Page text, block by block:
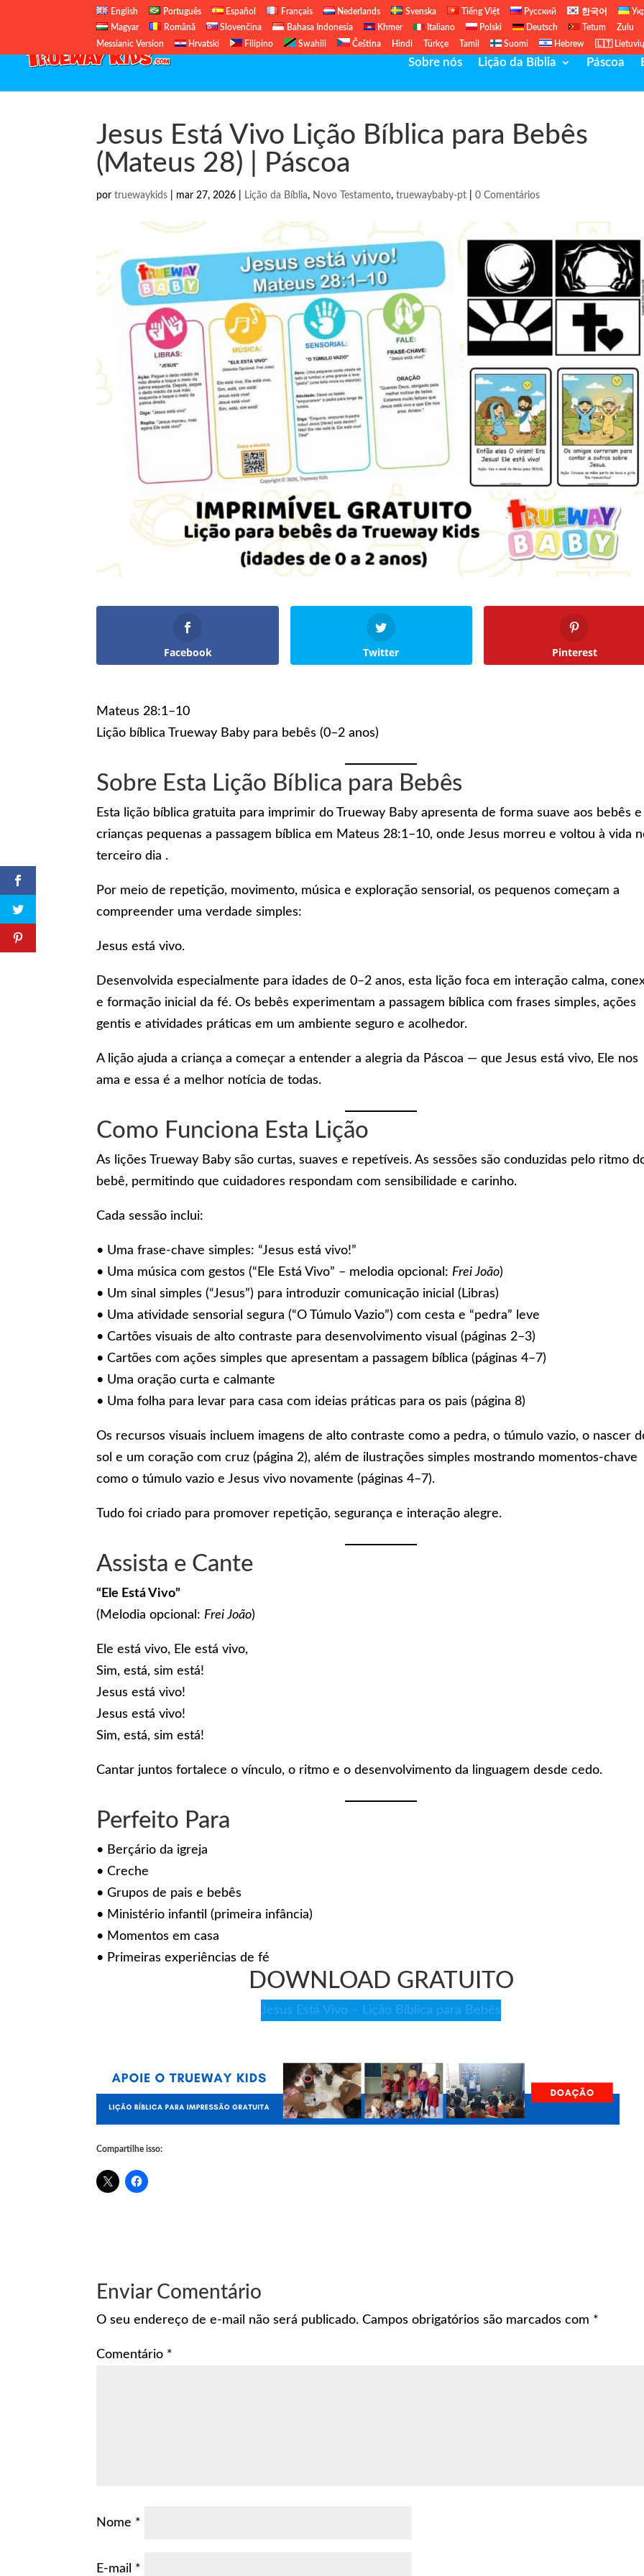
English Português Español Français Nederlands Svenska Tiếng Việt Русский 한국어
Magyar
Română Slovenčina Bahasa Indonesia Khmer Italiano Polski Deutsch Tetum
Zulu
Messianic Version
Hrvatski Filipino Swahili Čeština Hindi Türkçe Tamil Suomi Hebrew 🇱🇹
Sobre nós Lição da Bíblia Páscoa
Jesus Está Vivo Lição Bíblica para Bebês
(Mateus 28) | Páscoa
portruewaykids mar 27, 2026 Lição da Bíblia, Novo Testamento,truewaybaby-pt |0 Comentários
Facebook Twitter Pinterest
Mateus 28:1–10
Lição bíblica Trueway Baby para bebês (0–2 anos)
Sobre Esta Lição Bíblica para Bebês
Esta lição bíblica gratuita para imprimir do Trueway Baby apresenta de forma suave aos bebês e
crianças pequenas a passagem bíblica em Mateus 28:1–10, onde Jesus morreu e voltou à vida
terceiro dia .
Por meio de repetição, movimento, música e exploração sensorial, os pequenos começam a
compreender uma verdade simples:
Jesus está vivo.
Desenvolvida especialmente para idades de 0–2 anos, esta lição foca em interação calma,
e formação inicial da fé. Os bebês experimentam a passagem bíblica com frases simples, ações
gentis e atividades práticas em um ambiente seguro e acolhedor.
A lição ajuda a criança a começar a entender a alegria da Páscoa — que Jesus está vivo, Ele nos
ama e essa é a melhor notícia de todas.
Como Funciona Esta Lição
As lições Trueway Baby são curtas, suaves e repetíveis. As sessões são conduzidas pelo ritmo
bebê, permitindo que cuidadores respondam com sensibilidade e carinho.
Cada sessão inclui:
• Uma frase-chave simples: “Jesus está vivo!”
• Uma música com gestos (“Ele Está Vivo” – melodia opcional:Frei João)
• Um sinal simples (“Jesus”) para introduzir comunicação inicial (Libras)
• Uma atividade sensorial segura (“O Túmulo Vazio”) com cesta e “pedra” leve
• Cartões visuais de alto contraste para desenvolvimento visual (páginas 2–3)
• Cartões com ações simples que apresentam a passagem bíblica (páginas 4–7)
• Uma oração curta e calmante
• Uma folha para levar para casa com ideias práticas para os pais (página 8)
Os recursos visuais incluem imagens de alto contraste como a pedra, o túmulo vazio, o nascer
sol e um coração com cruz (página 2), além de ilustrações simples mostrando momentos-chave
como o túmulo vazio e Jesus vivo novamente (páginas 4–7).
Tudo foi criado para promover repetição, segurança e interação alegre.
Assista e Cante
“Ele Está Vivo”
(Melodia opcional:Frei João)
Ele está vivo, Ele está vivo,
Sim, está, sim está!
Jesus está vivo!
Jesus está vivo!
Sim, está, sim está!
Cantar juntos fortalece o vínculo, o ritmo e o desenvolvimento da linguagem desde cedo.
Perfeito Para
• Berçário da igreja
• Creche
• Grupos de pais e bebês
• Ministério infantil (primeira infância)
• Momentos em casa
• Primeiras experiências de fé
DOWNLOAD GRATUITO
Jesus Está Vivo – Lição Bíblica para Bebês
Compartilhe isso:
Enviar Comentário
O seu endereço de e-mail não será publicado. Campos obrigatórios são marcados com *
Comentário *
Nome *
E-mail *